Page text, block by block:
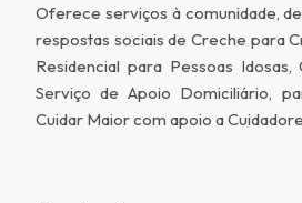
Oferece serviços à comunidade,
respostas sociais de Creche para
Residencial para Pessoas
Serviço de Apoio Domiciliário,
Cuidar Maior com apoio a